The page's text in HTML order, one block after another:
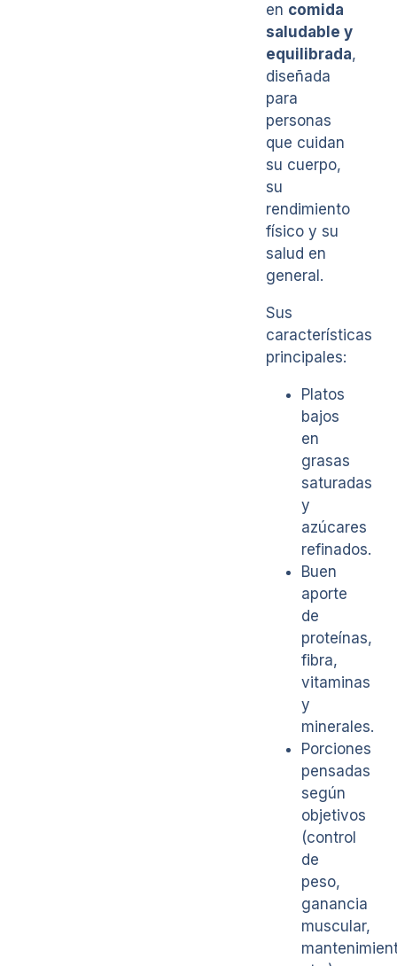
en comida
saludable y
equilibrada,
diseñada
para
personas
que cuidan
su cuerpo,
su
rendimiento
físico y su
salud en
general.
Sus
características
principales:
Platos
bajos
en
grasas
saturadas
y
azúcares
refinados.
Buen
aporte
de
proteínas,
fibra,
vitaminas
y
minerales.
Porciones
pensadas
según
objetivos
(control
de
peso,
ganancia
muscular,